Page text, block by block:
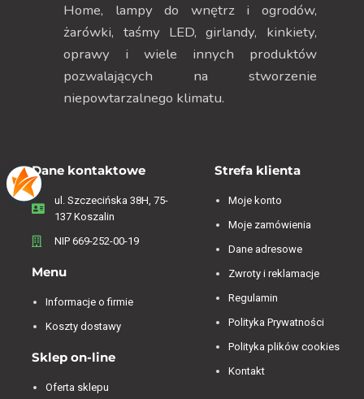
Home, lampy do wnętrz i ogrodów,
żarówki, taśmy LED, girlandy, kinkiety,
oprawy i wiele innych produktów
pozwalających na stworzenie
niepowtarzalnego klimatu.
Dane kontaktowe
ul. Szczecińska 38H, 75-
137 Koszalin
NIP 669-252-00-19
Menu
Informacje o firmie
Koszty dostawy
Sklep on-line
Oferta sklepu
Strefa klienta
Moje konto
Moje zamówienia
Dane adresowe
Zwroty i reklamacje
Regulamin
Polityka Prywatności
Polityka plików cookies
Kontakt